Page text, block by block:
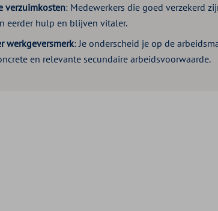
verzuimkosten: Medewerkers die goed verzekerd
eerder hulp en blijven vitaler.
werkgeversmerk: Je onderscheid je op de
en relevante secundaire arbeidsvoorwaarde.